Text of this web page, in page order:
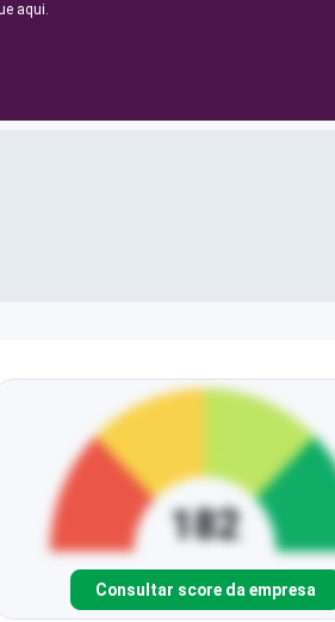
aqui.
Consultar score da empresa